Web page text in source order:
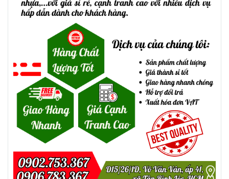
nhất. Chúng tôi chính là nguồn cung cấp
bàn nhựa giá tận gốc, đa dạng mẫu mã.